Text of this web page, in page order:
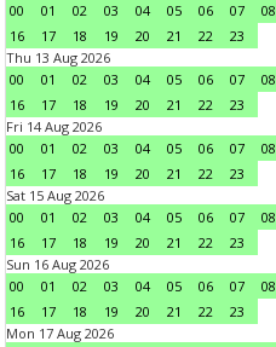
00
01 02 03 04 05 06 07 08
16
17 18 19 20 21 22
23
Thu 13 Aug 2026
00
01 02 03 04 05 06 07 08
16
17 18 19 20 21 22
23
Fri 14 Aug 2026
00
01 02 03 04 05 06 07 08
16
17 18 19 20 21 22
23
Sat 15 Aug 2026
00
01 02 03 04 05 06 07 08
16
17 18 19 20 21 22
23
Sun 16 Aug 2026
00
01 02 03 04 05 06 07 08
16
17 18 19 20 21 22
23
Mon 17 Aug 2026